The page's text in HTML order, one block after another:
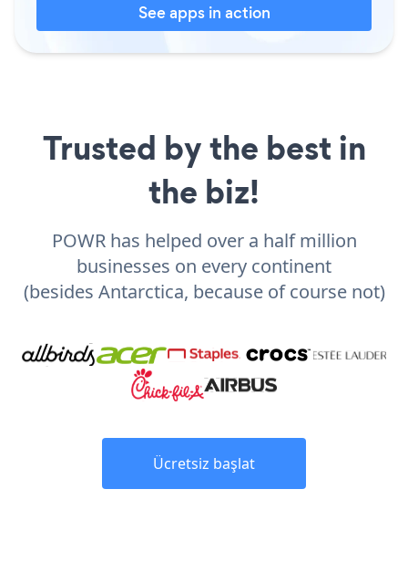
See apps in action
Trusted by the best in
the biz!
POWR has helped over a half million
businesses on every continent
(besides Antarctica, because of course not)
Ücretsiz başlat